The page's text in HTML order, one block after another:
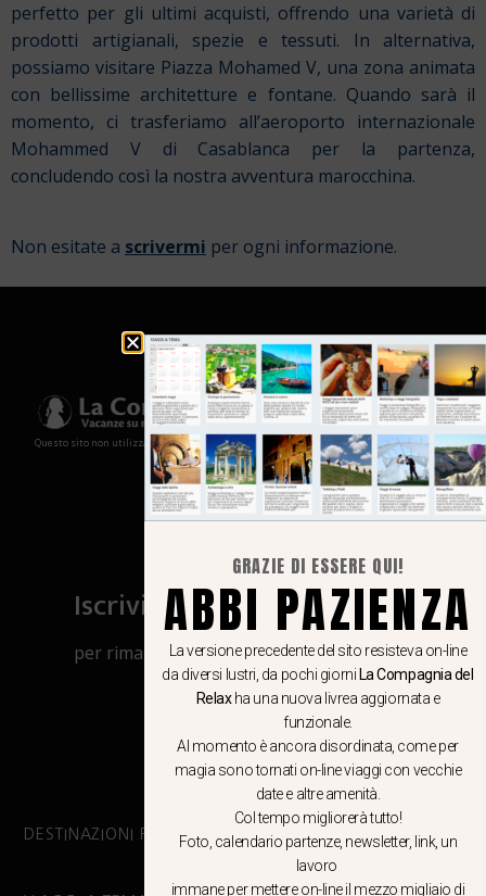
perfetto per gli ultimi acquisti, offrendo una varietà di
prodotti artigianali, spezie e tessuti. In alternativa,
possiamo visitare Piazza Mohamed V, una zona animata
con bellissime architetture e fontane. Quando sarà il
momento, ci trasferiamo all’aeroporto internazionale
Mohammed V di Casablanca per la partenza,
concludendo così la nostra avventura marocchina.
Non esitate a scrivermi per ogni informazione.
Questo sito non utilizza cookies e non memorizza in alcun modo le tue informazioni
Iscriviti al canale Whatsapp
per rimanere aggiornato su viaggi, eventi
e notizie!
CLICCA QUI
DESTINAZIONI PRINCIPALI
GRAZIE DI ESSERE QUI!
ABBI PAZIENZA
La versione precedente del sito resisteva on-line
da diversi lustri, da pochi giorni La Compagnia del
Relaxha una nuova livrea aggiornata e
funzionale.
Al momento è ancora disordinata, come per
magia sono tornati on-line viaggi con vecchie
date e altre amenità.
Col tempo migliorerà tutto!
Foto, calendario partenze, newsletter, link, un
lavoro
immane per mettere on-line il mezzo migliaio di